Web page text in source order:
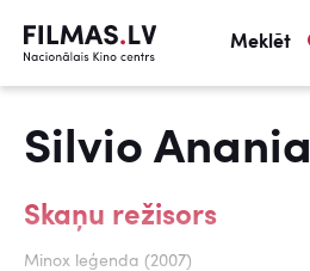
Meklēt
Silvio Anania
Skaņu režisors
Minox leģenda (2007)